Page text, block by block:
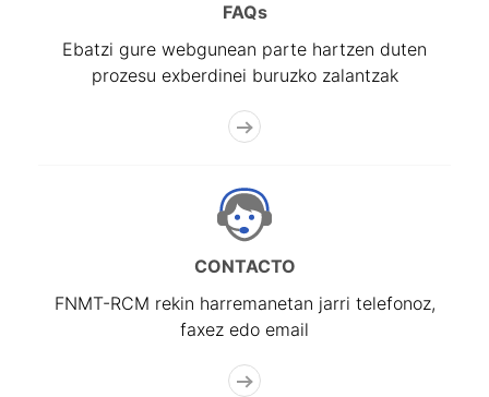
FAQs
Ebatzi gure webgunean parte hartzen duten
prozesu exberdinei buruzko zalantzak
CONTACTO
FNMT-RCM rekin harremanetan jarri telefonoz,
faxez edo email